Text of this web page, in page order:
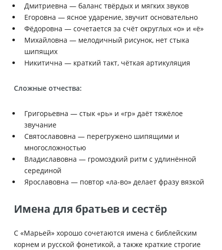
Дмитриевна — баланс твёрдых и мягких звуков
Егоровна — ясное ударение, звучит основательно
Фёдоровна — сочетается за счёт округлых «о» и «ё»
Михайловна — мелодичный рисунок, нет стыка
шипящих
Никитична — краткий такт, чёткая артикуляция
Сложные отчества:
Григорьевна — стык «рь» и «гр» даёт тяжёлое
звучание
Святославовна — перегружено шипящими и
многосложностью
Владиславовна — громоздкий ритм с удлинённой
серединой
Ярославовна — повтор «ла-во» делает фразу вязкой
Имена для братьев и сестёр
С «Марьей» хорошо сочетаются имена с библейским
корнем и русской фонетикой, а также краткие строгие